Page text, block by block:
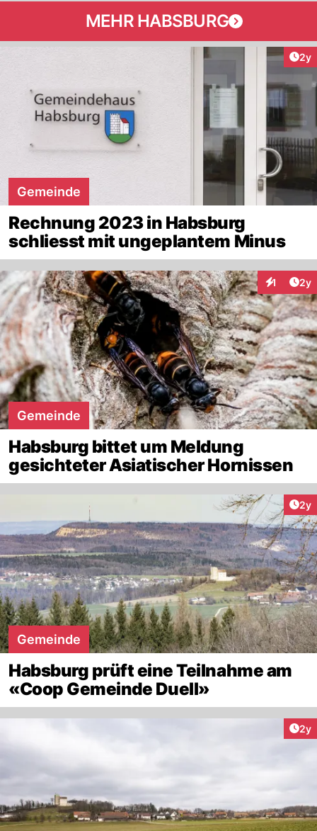
MEHR HABSBURG
2y
Gemeinde
Rechnung 2023 in Habsburg
schliesst mit ungeplantem Minus
1 2y
Gemeinde
Habsburg bittet um Meldung
gesichteter Asiatischer Hornissen
2y
Gemeinde
Habsburg prüft eine Teilnahme am
«Coop Gemeinde Duell»
2y